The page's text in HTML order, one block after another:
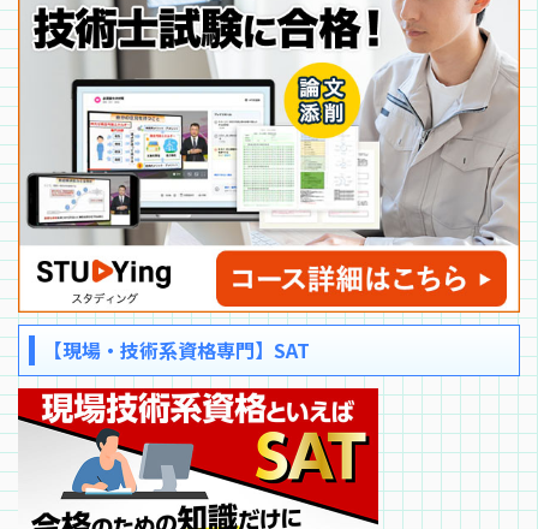
【現場・技術系資格専門】SAT